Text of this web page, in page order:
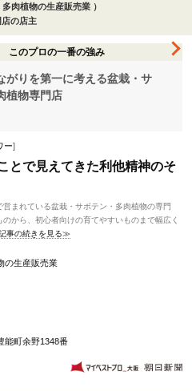
肉植物の生産販売業 ）
の店主
このプロの一番の強み
がりを第一に考える盆栽・サ
植物専門店
ー]
とで見えてきた利他精神のそ
まれている盆栽・サボテン・多肉植物の専門
から、初心者向けの育てやすいものまで幅広く
事の続きを見る≫
の生産販売業
能町余野1348番